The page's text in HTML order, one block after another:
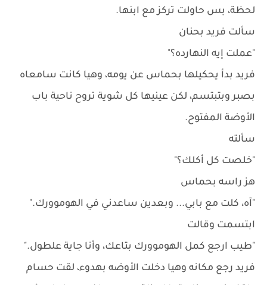
لحظة، بس حاولت تركز مع ابنها.
سألت فريد بحنان
"عملت إيه النهارده؟"
فريد بدأ يحكيلها بحماس عن يومه، وهيا كانت سامعاه
بصبر وبتبتسم، لكن عينيها كل شوية تروح ناحية باب
الأوضة المفتوح.
سألته
"خلصت كل أكلك؟"
هز راسه بحماس
"آه، كلت مع بابي... وبعدين ساعدني في الهوموورك."
ابتسمت وقالت
"طيب ارجع كمل الهوموورك بتاعك، وأنا جاية علطول."
فريد رجع مكانه وهيا دخلت الأوضه بهدوء، لقت حسام